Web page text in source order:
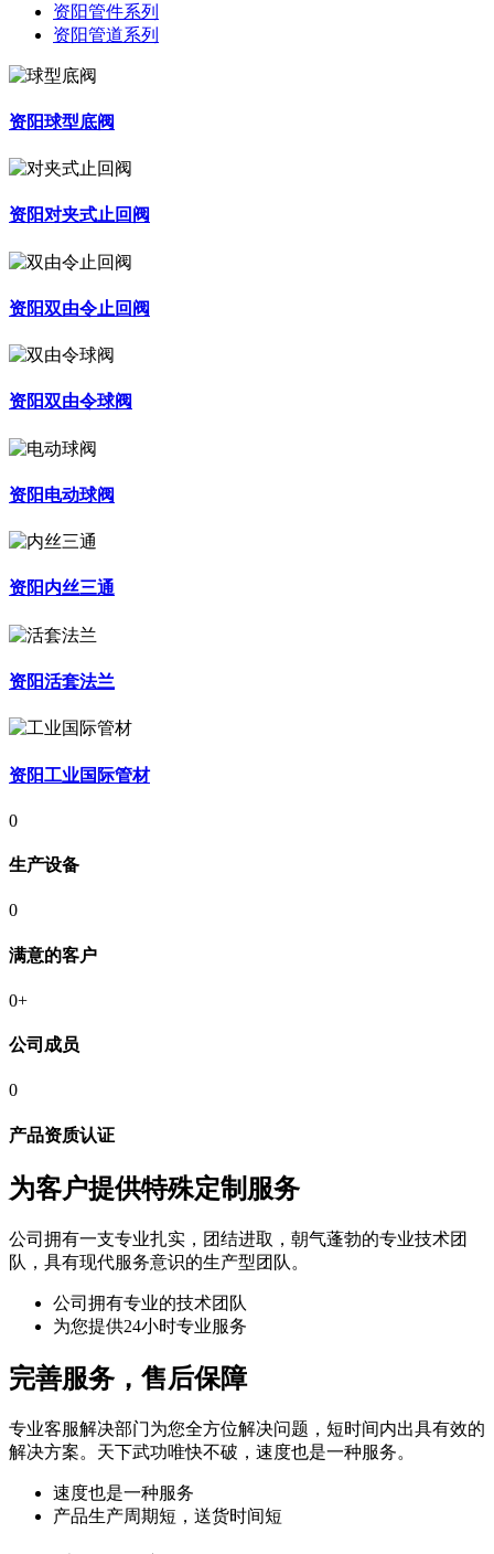
资阳管件系列
资阳管道系列
资阳球型底阀
资阳对夹式止回阀
资阳双由令止回阀
资阳双由令球阀
资阳电动球阀
资阳内丝三通
资阳活套法兰
资阳工业国际管材
0
生产设备
0
满意的客户
0+
公司成员
0
产品资质认证
为客户提供特殊定制服务
公司拥有一支专业扎实，团结进取，朝气蓬勃的专业技术团
队，具有现代服务意识的生产型团队。
公司拥有专业的技术团队
为您提供24小时专业服务
完善服务，售后保障
专业客服解决部门为您全方位解决问题，短时间内出具有效的
解决方案。天下武功唯快不破，速度也是一种服务。
速度也是一种服务
产品生产周期短，送货时间短